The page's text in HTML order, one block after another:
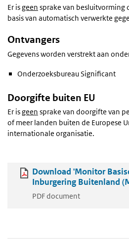
Er isgeen sprake van besluitvorming
basis van automatisch verwerkte
Ontvangers
Gegevens worden verstrekt aan
Onderzoeksbureau Significant
Doorgifte buiten EU
Er isgeen sprake van doorgifte van
of meer landen buiten de Europese
internationale organisatie.
Download 'Monitor
Inburgering Buitenland
PDF document